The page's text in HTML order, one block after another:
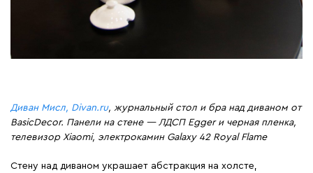
Диван Мисл, Divan.ru, журнальный стол и бра над диваном от
BasicDecor. Панели на стене — ЛДСП Egger и черная пленка,
телевизор Xiaomi, электрокамин Galaxy 42 Royal Flame
Стену над диваном украшает абстракция на холсте,